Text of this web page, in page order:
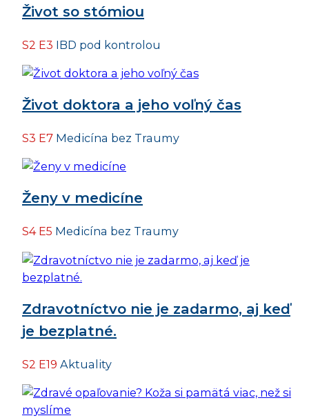
Život so stómiou
S2 E3 IBD pod kontrolou
Život doktora a jeho voľný čas
S3 E7 Medicína bez Traumy
Ženy v medicíne
S4 E5 Medicína bez Traumy
Zdravotníctvo nie je zadarmo, aj keď
je bezplatné.
S2 E19 Aktuality